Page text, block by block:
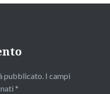
pubblicato. I campi
*